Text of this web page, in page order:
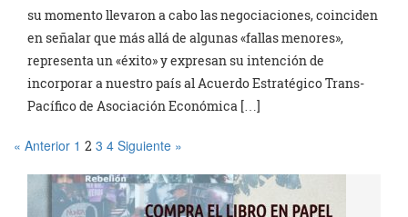
su momento llevaron a cabo las negociaciones, coinciden
en señalar que más allá de algunas «fallas menores»,
representa un «éxito» y expresan su intención de
incorporar a nuestro país al Acuerdo Estratégico Trans-
Pacífico de Asociación Económica […]
« Anterior 1 2 3 4 Siguiente »